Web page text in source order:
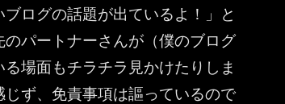
ログの話題が出ているよ！」と
パートナーさんが（僕のブログ
場面もチラチラ見かけたりしま
ず、免責事項は謳っているので